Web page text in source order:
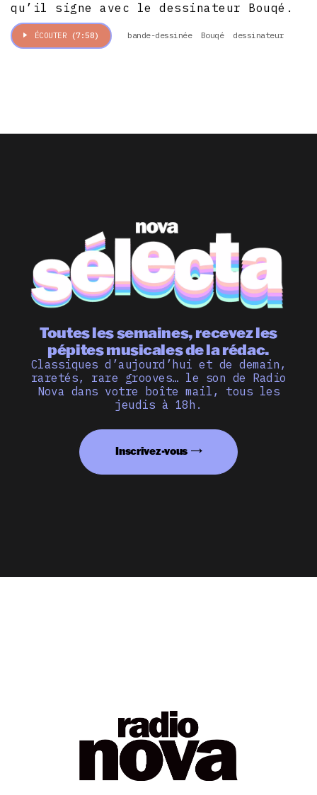
qu’il signe avec le dessinateur Bouqé.
ÉCOUTER (7:58) bande-dessinée Bouqé dessinateur
Toutes les semaines, recevez les
pépites musicales de la rédac.
Classiques d’aujourd’hui et de demain,
raretés, rare grooves… le son de Radio
Nova dans votre boîte mail, tous les
jeudis à 18h.
Inscrivez-vous